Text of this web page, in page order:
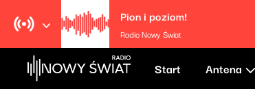
Pion i poziom!
Radio Nowy Świat
Start Antena